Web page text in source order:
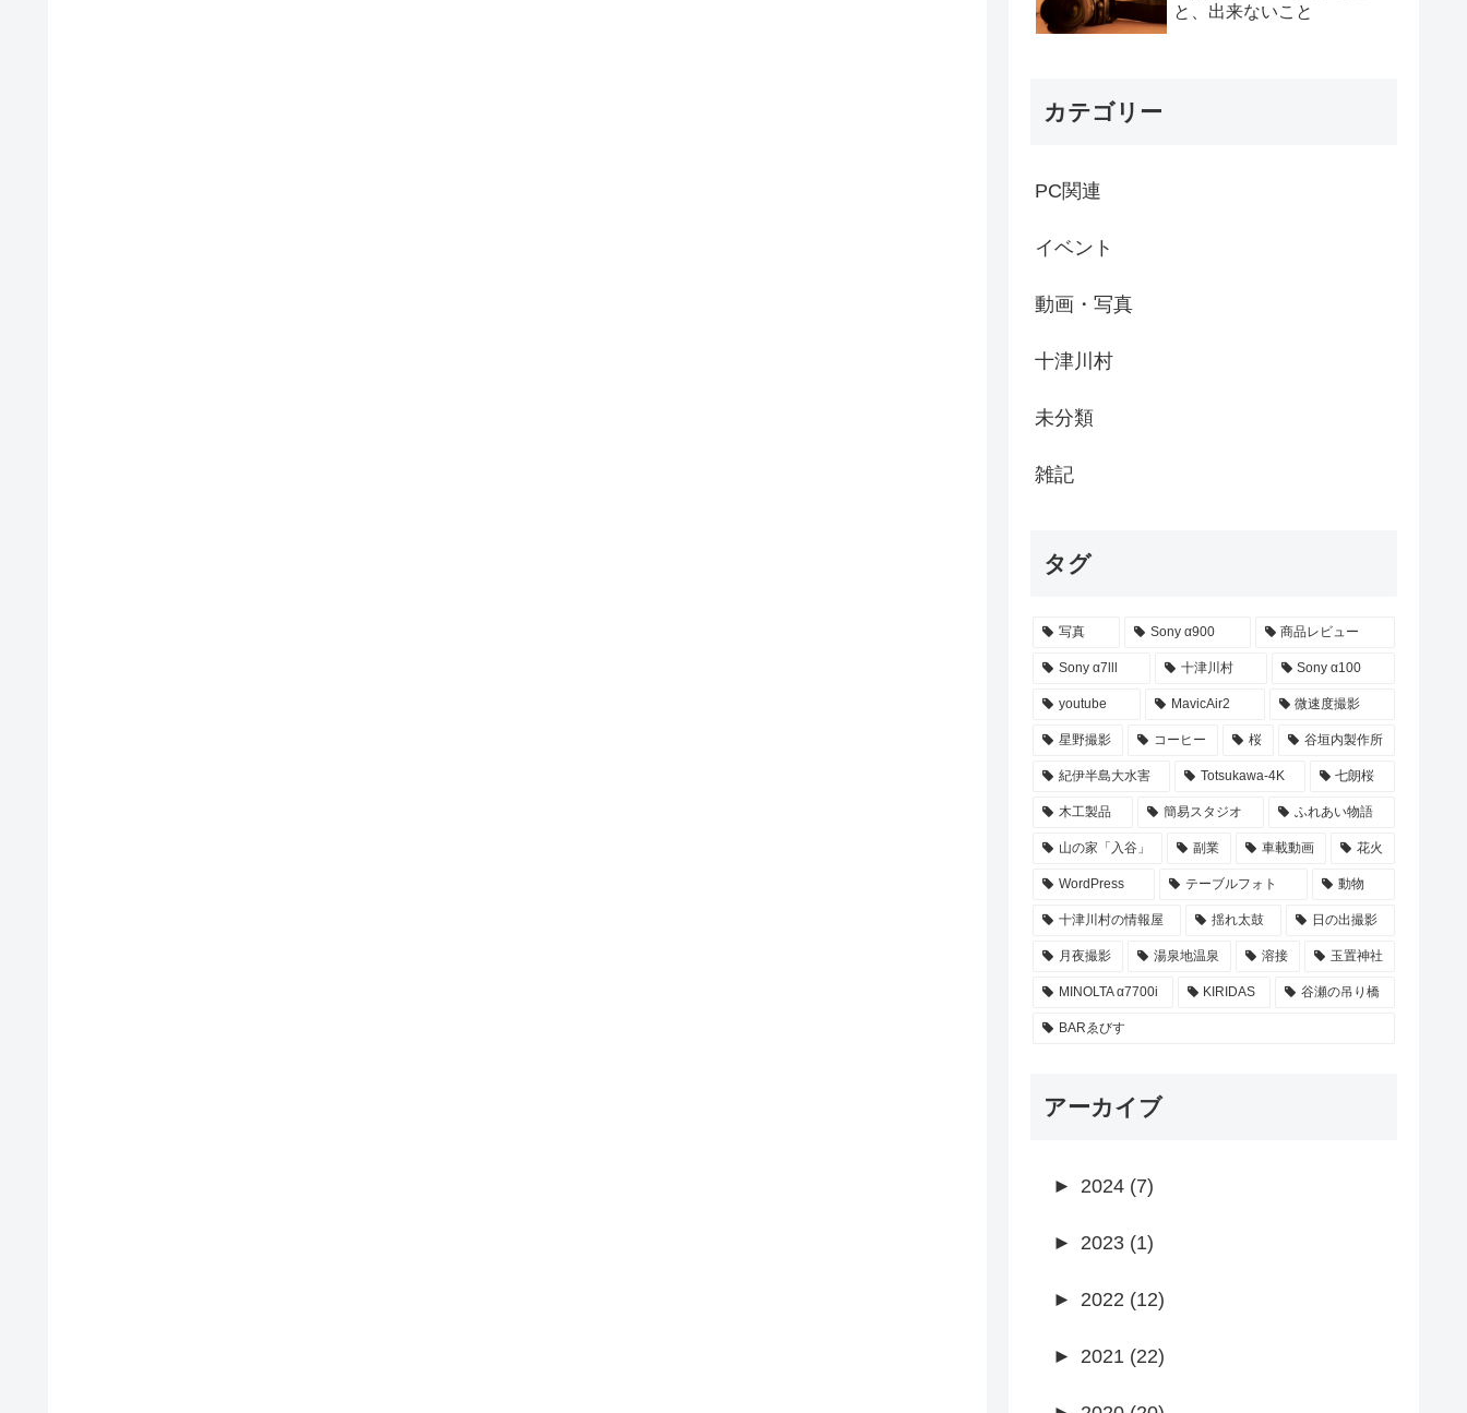
と、出来ないこと
カテゴリー
PC関連
イベント
動画・写真
十津川村
未分類
雑記
タグ
写真 Sony α900 商品レビュー
Sony α7lll 十津川村 Sony α100
youtube MavicAir2 微速度撮影
星野撮影 コーヒー 桜 谷垣内製作所
紀伊半島大水害 Totsukawa-4K 七朗桜
木工製品 簡易スタジオ ふれあい物語
山の家「入谷」 副業 車載動画 花火
WordPress テーブルフォト 動物
十津川村の情報屋 揺れ太鼓 日の出撮影
月夜撮影 湯泉地温泉 溶接 玉置神社
MINOLTA α7700i KIRIDAS 谷瀬の吊り橋
BARゑびす
アーカイブ
► 2024 (7)
► 2023 (1)
► 2022 (12)
► 2021 (22)